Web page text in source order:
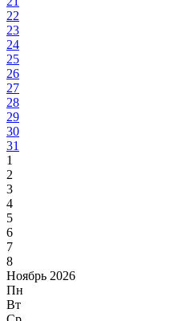
22
23
24
25
26
27
28
29
30
31
1
2
3
4
5
6
7
8
Ноябрь 2026
Пн
Вт